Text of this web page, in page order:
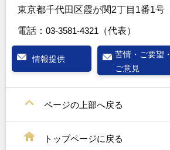
東京都千代田区霞が関2丁目1番1号
電話： 03-3581-4321 （代表）
情報提供
苦情・ご要望・
ご意見
ページの上部へ戻る
トップページに戻る